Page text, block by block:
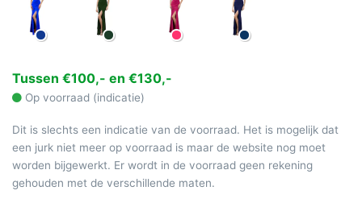
Tussen €100,- en €130,-
Op voorraad (indicatie)
Dit is slechts een indicatie van de voorraad. Het is mogelijk dat
een jurk niet meer op voorraad is maar de website nog moet
worden bijgewerkt. Er wordt in de voorraad geen rekening
gehouden met de verschillende maten.